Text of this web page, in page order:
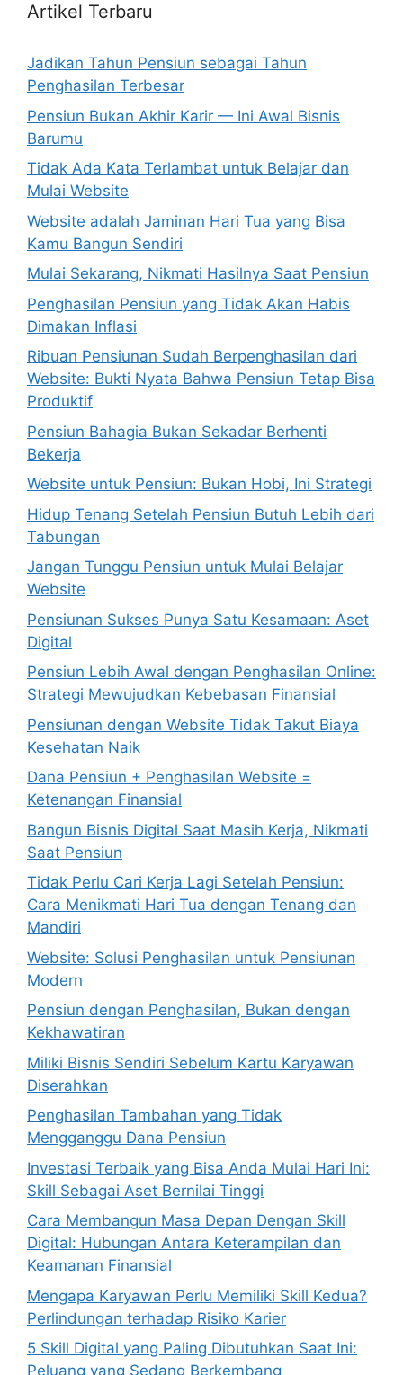
Artikel Terbaru
Jadikan Tahun Pensiun sebagai Tahun
Penghasilan Terbesar
Pensiun Bukan Akhir Karir — Ini Awal Bisnis
Barumu
Tidak Ada Kata Terlambat untuk Belajar dan
Mulai Website
Website adalah Jaminan Hari Tua yang Bisa
Kamu Bangun Sendiri
Mulai Sekarang, Nikmati Hasilnya Saat Pensiun
Penghasilan Pensiun yang Tidak Akan Habis
Dimakan Inflasi
Ribuan Pensiunan Sudah Berpenghasilan dari
Website: Bukti Nyata Bahwa Pensiun Tetap Bisa
Produktif
Pensiun Bahagia Bukan Sekadar Berhenti
Bekerja
Website untuk Pensiun: Bukan Hobi, Ini Strategi
Hidup Tenang Setelah Pensiun Butuh Lebih dari
Tabungan
Jangan Tunggu Pensiun untuk Mulai Belajar
Website
Pensiunan Sukses Punya Satu Kesamaan: Aset
Digital
Pensiun Lebih Awal dengan Penghasilan Online:
Strategi Mewujudkan Kebebasan Finansial
Pensiunan dengan Website Tidak Takut Biaya
Kesehatan Naik
Dana Pensiun + Penghasilan Website =
Ketenangan Finansial
Bangun Bisnis Digital Saat Masih Kerja, Nikmati
Saat Pensiun
Tidak Perlu Cari Kerja Lagi Setelah Pensiun:
Cara Menikmati Hari Tua dengan Tenang dan
Mandiri
Website: Solusi Penghasilan untuk Pensiunan
Modern
Pensiun dengan Penghasilan, Bukan dengan
Kekhawatiran
Miliki Bisnis Sendiri Sebelum Kartu Karyawan
Diserahkan
Penghasilan Tambahan yang Tidak
Mengganggu Dana Pensiun
Investasi Terbaik yang Bisa Anda Mulai Hari Ini:
Skill Sebagai Aset Bernilai Tinggi
Cara Membangun Masa Depan Dengan Skill
Digital: Hubungan Antara Keterampilan dan
Keamanan Finansial
Mengapa Karyawan Perlu Memiliki Skill Kedua?
Perlindungan terhadap Risiko Karier
5 Skill Digital yang Paling Dibutuhkan Saat Ini:
Peluang yang Sedang Berkembang